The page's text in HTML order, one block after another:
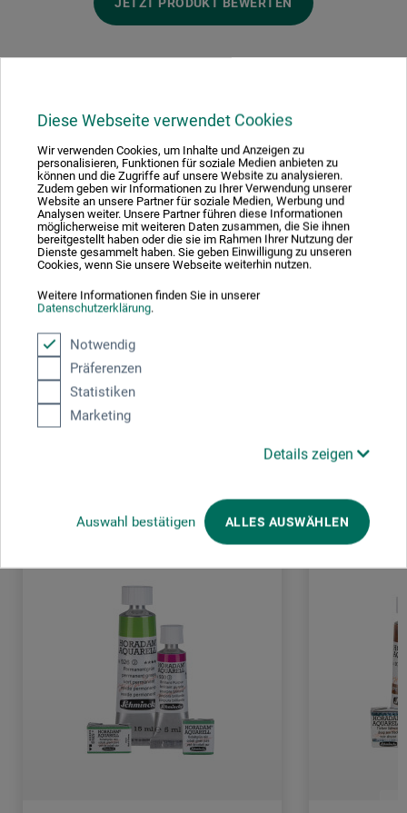
Diese Webseite verwendet Cookies
Wir verwenden Cookies, um Inhalte und Anzeigen zu
personalisieren, Funktionen für soziale Medien anbieten zu
können und die Zugriffe auf unsere Website zu analysieren.
Zudem geben wir Informationen zu Ihrer Verwendung unserer
Website an unsere Partner für soziale Medien, Werbung und
Analysen weiter. Unsere Partner führen diese Informationen
möglicherweise mit weiteren Daten zusammen, die Sie ihnen
bereitgestellt haben oder die sie im Rahmen Ihrer Nutzung der
Dienste gesammelt haben. Sie geben Einwilligung zu unseren
Cookies, wenn Sie unsere Webseite weiterhin nutzen.
Weitere Informationen finden Sie in unserer
Datenschutzerklärung.
Notwendig
Präferenzen
Statistiken
Marketing
Details zeigen
Auswahl bestätigen ALLES AUSWÄHLEN
Hersteller-Kontakt
Hier finden Sie die Kontaktdaten des Herstellers zu
diesem Produkt.
Fedrigoni S.p.A.
37135 Verona (VR)
mail@fabriano.com
www.fabriano.com